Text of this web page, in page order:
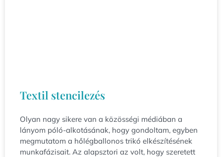
Textil stencilezés
Olyan nagy sikere van a közösségi médiában a
lányom póló-alkotásának, hogy gondoltam, egyben
megmutatom a hőlégballonos trikó elkészítésének
munkafázisait. Az alapsztori az volt, hogy szeretett